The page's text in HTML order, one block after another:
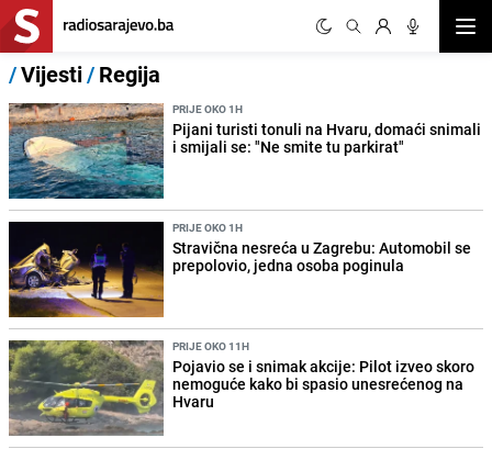
/Vijesti/Regija
PRIJE OKO 1H
Pijani turisti tonuli na Hvaru, domaći snimali
i smijali se: "Ne smite tu parkirat"
PRIJE OKO 1H
Stravična nesreća u Zagrebu: Automobil se
prepolovio, jedna osoba poginula
PRIJE OKO 11H
Pojavio se i snimak akcije: Pilot izveo skoro
nemoguće kako bi spasio unesrećenog na
Hvaru